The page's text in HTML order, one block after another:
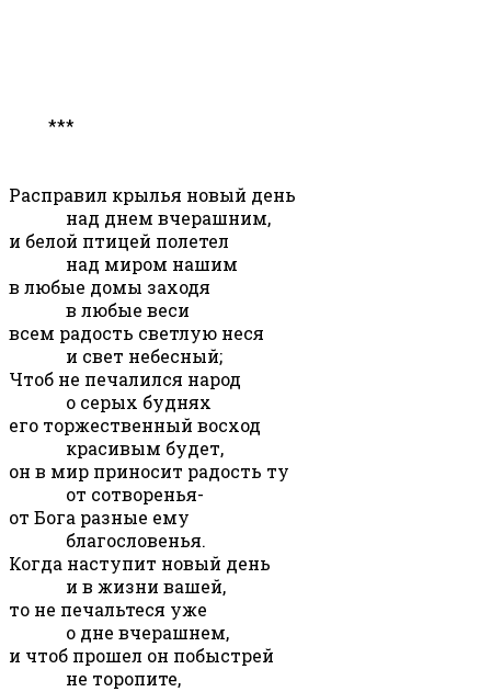
***
Расправил крылья новый день
над днем вчерашним,
и белой птицей полетел
над миром нашим
в любые домы заходя
в любые веси
всем радость светлую неся
и свет небесный;
Чтоб не печалился народ
о серых буднях
его торжественный восход
красивым будет,
он в мир приносит радость ту
от сотворенья-
от Бога разные ему
благословенья.
Когда наступит новый день
и в жизни вашей,
то не печальтеся уже
о дне вчерашнем,
и чтоб прошел он побыстрей
не торопите,